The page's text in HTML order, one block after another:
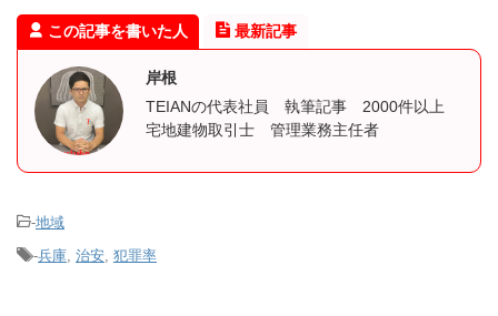
この記事を書いた人 最新記事
岸根
TEIANの代表社員 執筆記事 2000件以上
宅地建物取引士 管理業務主任者
-地域
-兵庫, 治安, 犯罪率